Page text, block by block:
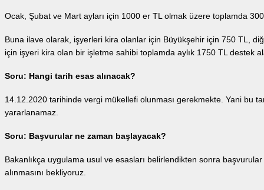
Ocak, Şubat ve Mart ayları için 1000 er TL olmak üzere toplamda
Buna ilave olarak, işyerleri kira olanlar için Büyükşehir için 750 TL,
için işyeri kira olan bir işletme sahibi toplamda aylık 1750 TL destek
Soru: Hangi tarih esas alınacak?
14.12.2020 tarihinde vergi mükellefi olunması gerekmekte. Yani bu
yararlanamaz.
Soru: Başvurular ne zaman başlayacak?
Bakanlıkça uygulama usul ve esasları belirlendikten sonra
alınmasını bekliyoruz.